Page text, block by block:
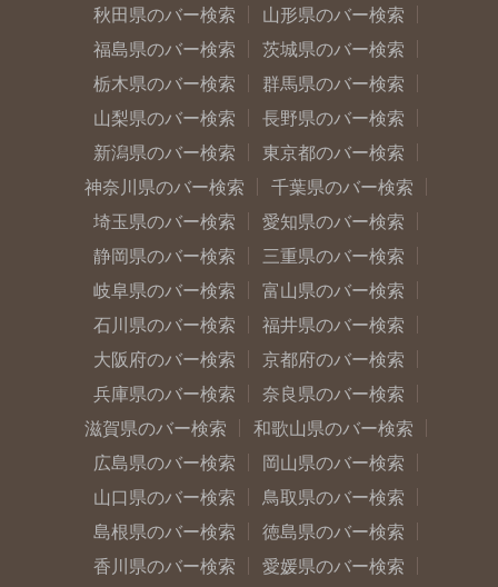
秋田県のバー検索
山形県のバー検索
福島県のバー検索
茨城県のバー検索
栃木県のバー検索
群馬県のバー検索
山梨県のバー検索
長野県のバー検索
新潟県のバー検索
東京都のバー検索
神奈川県のバー検索
千葉県のバー検索
埼玉県のバー検索
愛知県のバー検索
静岡県のバー検索
三重県のバー検索
岐阜県のバー検索
富山県のバー検索
石川県のバー検索
福井県のバー検索
大阪府のバー検索
京都府のバー検索
兵庫県のバー検索
奈良県のバー検索
滋賀県のバー検索
和歌山県のバー検索
広島県のバー検索
岡山県のバー検索
山口県のバー検索
鳥取県のバー検索
島根県のバー検索
徳島県のバー検索
香川県のバー検索
愛媛県のバー検索